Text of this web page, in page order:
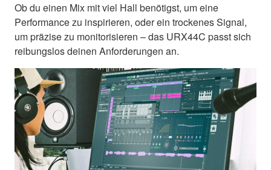
Ob du einen Mix mit viel Hall benötigst, um eine
Performance zu inspirieren, oder ein trockenes Signal,
um präzise zu monitorisieren – das URX44C passt sich
reibungslos deinen Anforderungen an.